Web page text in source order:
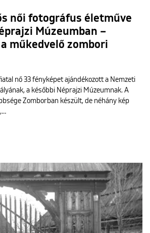
női fotográfus életműve
Múzeumban –
műkedvelő zombori
nő 33 fényképet ajándékozott a Nemzeti
a későbbi Néprajzi Múzeumnak. A
Zomborban készült, de néhány kép